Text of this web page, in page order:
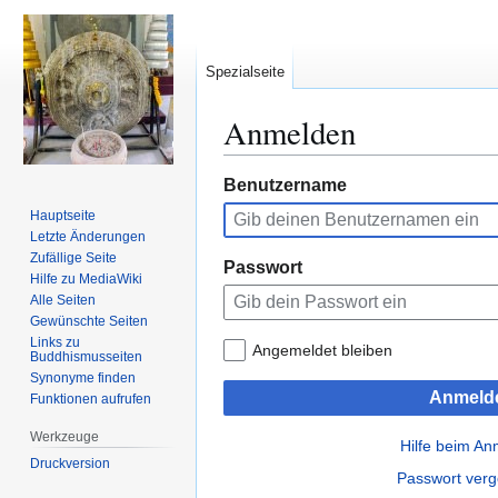
Anmelden
Zur
Navigation
springen
Zur
Suche
springen
Benutzername
Passwort
Angemeldet bleiben
Hilfe beim
Passwort
Spezialseite
Hauptseite
Letzte Änderungen
Zufällige Seite
Hilfe zu MediaWiki
Alle Seiten
Gewünschte Seiten
Links zu
Buddhismusseiten
Synonyme finden
Funktionen aufrufen
Werkzeuge
Druckversion